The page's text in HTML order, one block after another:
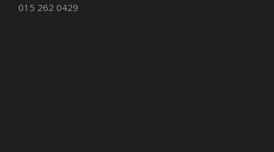
015 262 0429